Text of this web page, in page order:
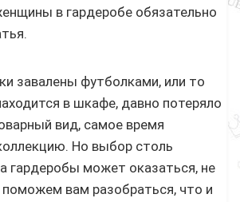
в гардеробе обязательно
завалены футболками, или то
в шкафе, давно потеряло
вид, самое время
Но выбор столь
гардеробы может оказаться, не
вам разобраться, что и